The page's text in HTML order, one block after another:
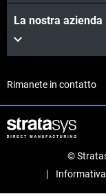
La nostra azienda
Rimanete in contatto
©